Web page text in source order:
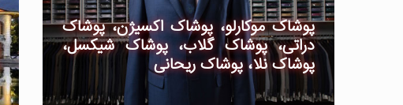
پوشاک موکارلو، پوشاک اکسیژن، پوشاک
دراتی، پوشاک گلاب، پوشاک شیکسل،
پوشاک نلا، پوشاک ریحانی